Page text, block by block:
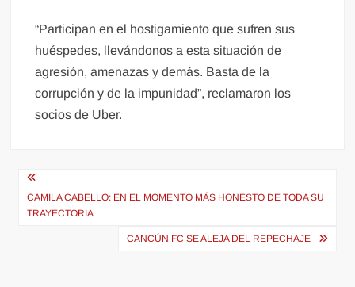
“Participan en el hostigamiento que sufren sus
huéspedes, llevándonos a esta situación de
agresión, amenazas y demás. Basta de la
corrupción y de la impunidad”, reclamaron los
socios de Uber.
Navegación
de
CAMILA CABELLO: EN EL MOMENTO MÁS HONESTO DE TODA SU
TRAYECTORIA
CANCÚN FC SE ALEJA DEL REPECHAJE